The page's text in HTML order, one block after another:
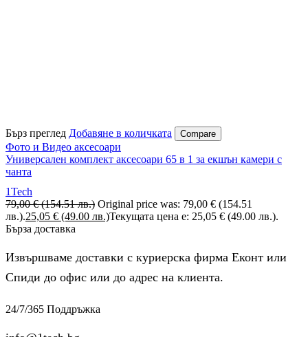
Бърз преглед Добавяне в количката Compare
Фото и Видео аксесоари
Универсален комплект аксесоари 65 в 1 за екшън камери с
чанта
1Tech
79,00€ (154.51 лв.) Original price was: 79,00 € (154.51
лв.).25,05 € (49.00 лв.)Текущата цена е: 25,05 € (49.00 лв.).
Бърза доставка
Извършваме доставки с куриерска фирма Еконт или
Спиди до офис или до адрес на клиента.
24/7/365 Поддръжка